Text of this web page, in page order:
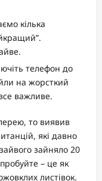
кілька
телефон до
на жорсткий
важливе.
то виявив
які давно
зайняло 20
– це як
листівок.